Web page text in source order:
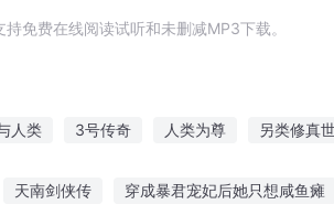
免费在线阅读试听和未删减MP3下载。
人类 3号传奇 人类为尊 另类修真
天南剑侠传 穿成暴君宠妃后她只想咸鱼瘫